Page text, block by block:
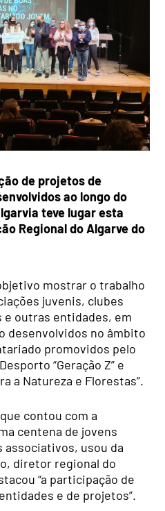
de projetos de
ao longo do
teve lugar esta
Regional do Algarve do
mostrar o trabalho
juvenis, clubes
outras entidades, em
desenvolvidos no âmbito
promovidos pelo
“Geração Z” e
a Natureza e Florestas”.
contou com a
centena de jovens
usou da
diretor regional do
“a participação de
e de projetos”.